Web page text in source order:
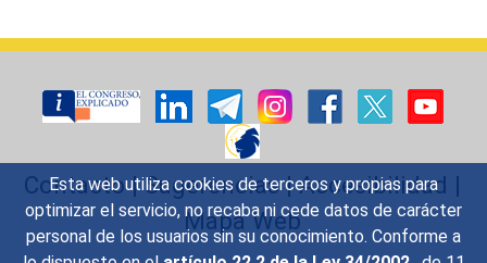
Esta web utiliza cookies de terceros y propias para
optimizar el servicio, no recaba ni cede datos de carácter
personal de los usuarios sin su conocimiento. Conforme a
Contacto|Sugerencias|Accesibilidad |
Mapa Web